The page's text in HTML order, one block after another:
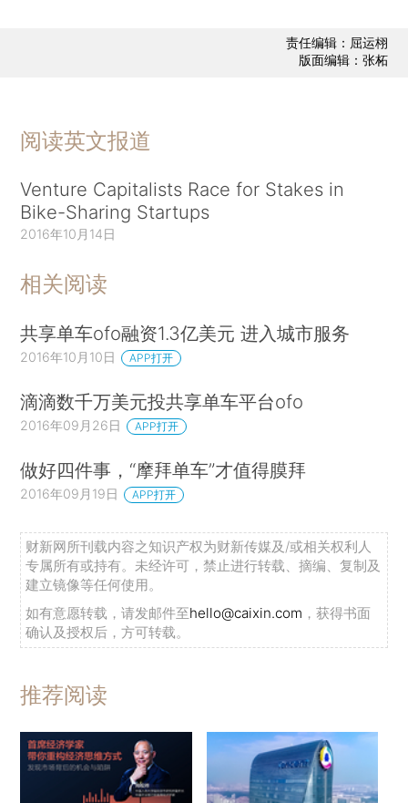
责任编辑：屈运栩
版面编辑：张柘
阅读英文报道
Venture Capitalists Race for Stakes in
Bike-Sharing Startups
2016年10月14日
相关阅读
共享单车ofo融资1.3亿美元 进入城市服务
2016年10月10日 APP打开
滴滴数千万美元投共享单车平台ofo
2016年09月26日 APP打开
做好四件事，“摩拜单车”才值得膜拜
2016年09月19日 APP打开
财新网所刊载内容之知识产权为财新传媒及/或相关权利人
专属所有或持有。未经许可，禁止进行转载、摘编、复制及
建立镜像等任何使用。
如有意愿转载，请发邮件至hello@caixin.com ，获得书面
确认及授权后，方可转载。
推荐阅读